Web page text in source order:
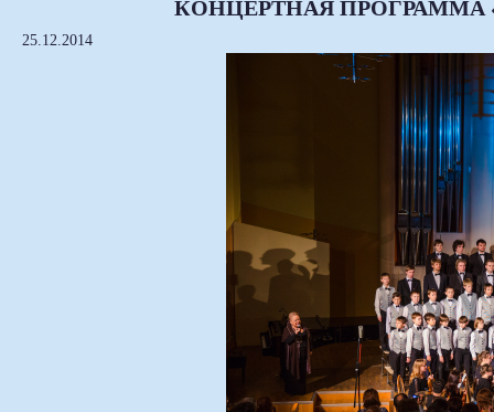
КОНЦЕРТНАЯ ПРОГРАММА
25.12.2014